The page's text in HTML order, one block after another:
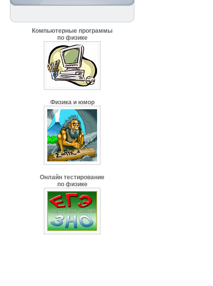
Компьютерные программы
по физике
Физика и юмор
Онлайн тестирование
по физике